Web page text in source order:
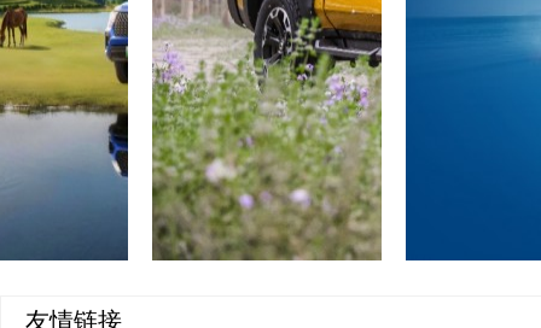
载、践行“归元”长期主义理念
重庆永川工……
真新能源皮卡夯爆了！长
起
6月13日，2026重庆国际汽车
装车型集结亮相。全球智能电
车覆盖商用、乘用两大系列。
商用炮四驱精英型Hi4-T 16.68
乘用炮……
友情链接